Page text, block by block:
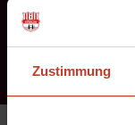
Zustimmung